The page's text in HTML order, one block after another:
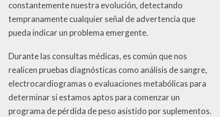
constantemente nuestra evolución, detectando
tempranamente cualquier señal de advertencia que
pueda indicar un problema emergente.
Durante las consultas médicas, es común que nos
realicen pruebas diagnósticas como análisis de sangre,
electrocardiogramas o evaluaciones metabólicas para
determinar si estamos aptos para comenzar un
programa de pérdida de peso asistido por suplementos.